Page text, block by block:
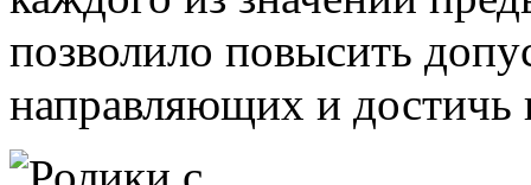
позволило повысить
направляющих и достичь